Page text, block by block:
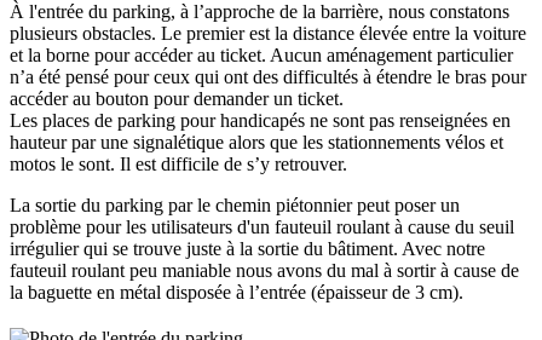
À l'entrée du parking, à l’approche de la barrière, nous constatons
plusieurs obstacles. Le premier est la distance élevée entre la voiture
et la borne pour accéder au ticket. Aucun aménagement particulier
n’a été pensé pour ceux qui ont des difficultés à étendre le bras pour
accéder au bouton pour demander un ticket.
Les places de parking pour handicapés ne sont pas renseignées en
hauteur par une signalétique alors que les stationnements vélos et
motos le sont. Il est difficile de s’y retrouver.
La sortie du parking par le chemin piétonnier peut poser un
problème pour les utilisateurs d'un fauteuil roulant à cause du seuil
irrégulier qui se trouve juste à la sortie du bâtiment. Avec notre
fauteuil roulant peu maniable nous avons du mal à sortir à cause de
la baguette en métal disposée à l’entrée (épaisseur de 3 cm).